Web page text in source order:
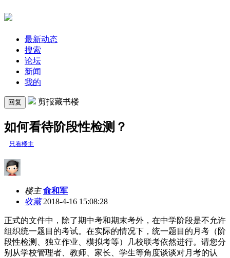
最新动态
搜索
论坛
新闻
我的
回复 剪报藏书楼
如何看待阶段性检测？
只看楼主
楼主 俞和军
收藏2018-4-16 15:08:28
正式的文件中，除了期中考和期末考外，在中学阶段是不允许
组织统一题目的考试。在实际的情况下，统一题目的月考（阶
段性检测、独立作业、模拟考等）几校联考依然进行。请您分
别从学校管理者、教师、家长、学生等角度谈谈对月考的认